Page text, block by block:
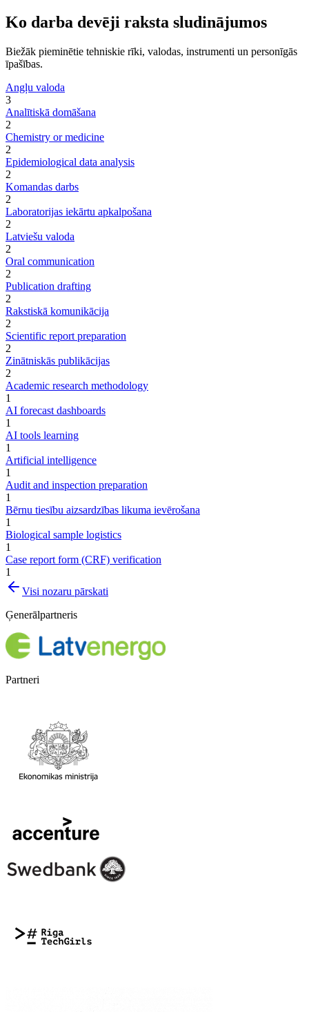
Ko darba devēji raksta sludinājumos
Biežāk pieminētie tehniskie rīki, valodas, instrumenti un personīgās
īpašības.
Angļu valoda
3
Analītiskā domāšana
2
Chemistry or medicine
2
Epidemiological data analysis
2
Komandas darbs
2
Laboratorijas iekārtu apkalpošana
2
Latviešu valoda
2
Oral communication
2
Publication drafting
2
Rakstiskā komunikācija
2
Scientific report preparation
2
Zinātniskās publikācijas
2
Academic research methodology
1
AI forecast dashboards
1
AI tools learning
1
Artificial intelligence
1
Audit and inspection preparation
1
Bērnu tiesību aizsardzības likuma ievērošana
1
Biological sample logistics
1
Case report form (CRF) verification
1
Visi nozaru pārskati
Ģenerālpartneris
Partneri